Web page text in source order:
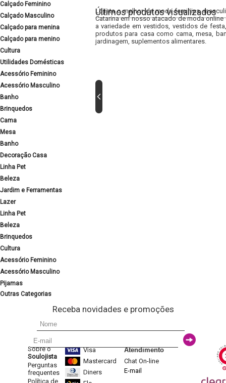
Calçado Feminino
Calçado Masculino
Calçado para menina
Calçado para menino
Cultura
Utilidades Domésticas
Acessório Feminino
Acessório Masculino
Banho
Brinquedos
Cama
Mesa
Banho
Decoração Casa
Linha Pet
Beleza
Jardim e Ferramentas
Lazer
Linha Pet
Beleza
Brinquedos
Cultura
Acessório Feminino
Acessório Masculino
Pijamas
Outras Categorias
Últimos produtos visualizados
Lojista o melhor da moda feminina,
Catarina em nosso atacado de moda
a variedade em vestidos, vestidos de
produtos para casa como cama, mesa,
jardinagem, suplementos alimentares.
Receba novidades e promoções
Sobre o
Soulojista
Perguntas
frequentes
Política de
Visa
Mastercard
Diners
Atendimento
Chat On-line
E-mail